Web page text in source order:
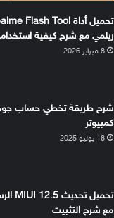
ريلمي مع شرح كيفية
8 فبراير 2026
شرح طريقة تخطي حساب
كمبيوتر
18 يوليو 2025
مع شرح التثبيت